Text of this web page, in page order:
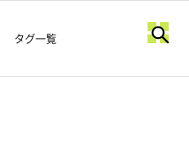
タグ一覧